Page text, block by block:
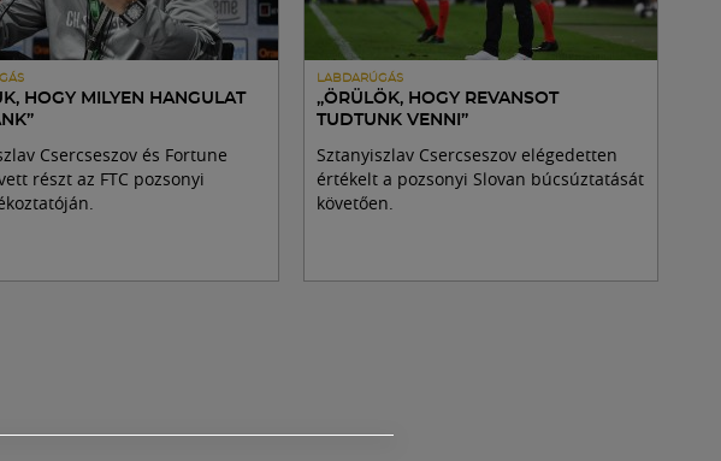
HOGY MILYEN HANGULAT
Csercseszov és Fortune
részt az FTC pozsonyi
LABDARÚGÁS
„ÖRÜLÖK, HOGY REVANSOT
TUDTUNK VENNI”
Sztanyiszlav Csercseszov elégedetten
értékelt a pozsonyi Slovan búcsúztatását
követően.